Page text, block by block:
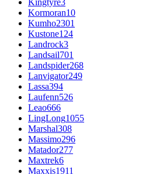
Kingtyre3
Kormoran10
Kumho2301
Kustone124
Landrock3
Landsail701
Landspider268
Lanvigator249
Lassa394
Laufenn526
Leao666
LingLong1055
Marshal308
Massimo296
Matador277
Maxtrek6
Maxxis1911